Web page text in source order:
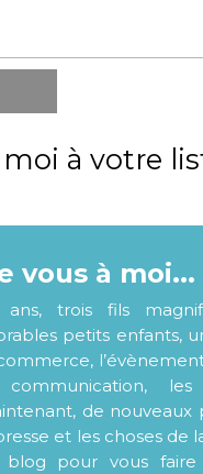
à votre
vous à moi...
ans, trois fils
petits enfants,
de nouveaux
et les choses de
blog pour vous faire